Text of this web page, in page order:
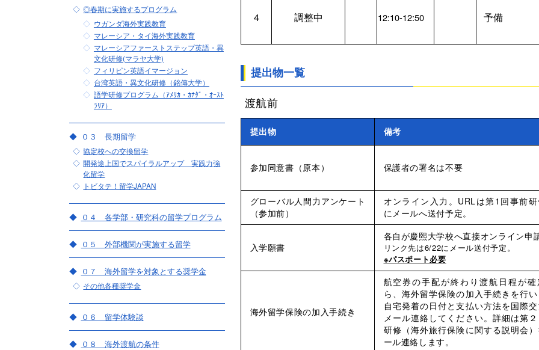
4 調整中 12:10-12:50 予備
提出物一覧
渡航前
提出物 備考
参加同意書（原本） 保護者の署名は不要
グローバル人間力アンケート
（参加前）
オンライン入力。URLは第1回事前
にメールへ送付予定。
入学願書
各自が慶熙大学校へ直接オンライン申請
リンク先は6/22にメール送付予定。
※パスポート必要
海外留学保険の加入手続き
航空券の手配が終わり渡航日程が確
ら、海外留学保険の加入手続きを行い
自宅発着の日付と支払い方法を国際
メール連絡してください。詳細は第
研修（海外旅行保険に関する説明会
ール連絡します。
◎春期に実施するプログラム
ウガンダ海外実践教育
マレーシア・タイ海外実践教育
マレーシアファーストステップ英語・異
文化研修(マラヤ大学)
フィリピン英語イマージョン
台湾英語・異文化研修（銘傳大学）
語学研修プログラム（ｱﾒﾘｶ・ｶﾅﾀﾞ・ｵｰｽﾄ
ﾗﾘｱ）
０３ 長期留学
協定校への交換留学
開発途上国でスパイラルアップ 実践力強
化留学
トビタテ！留学JAPAN
０４ 各学部・研究科の留学プログラム
０５ 外部機関が実施する留学
０７ 海外留学を対象とする奨学金
その他各種奨学金
０６ 留学体験談
０８ 海外渡航の条件